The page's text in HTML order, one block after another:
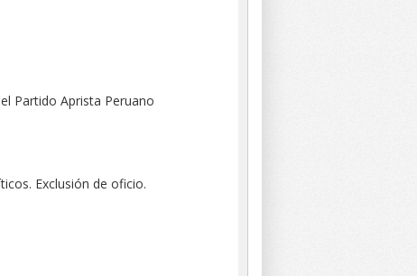
Partido Aprista Peruano
Exclusión de oficio.